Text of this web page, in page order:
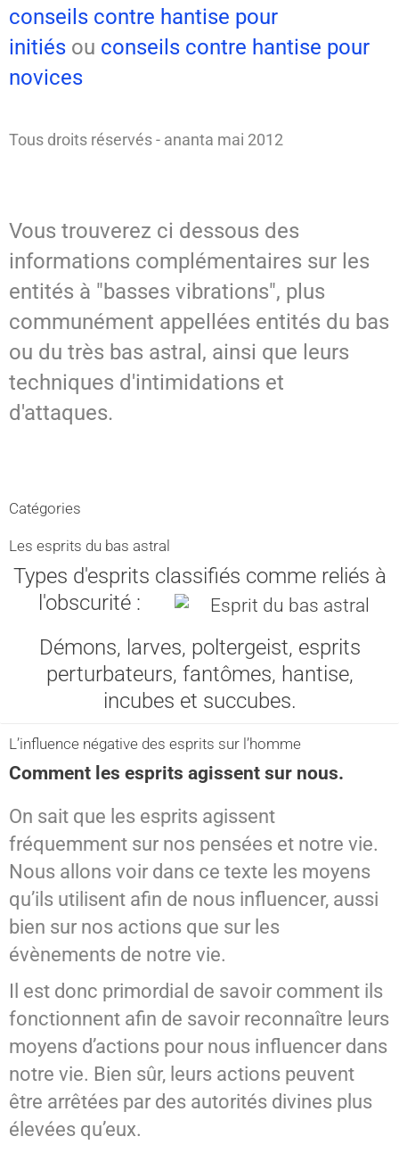
conseils contre hantise pour
initiés ou conseils contre hantise pour
novices
Tous droits réservés - ananta mai 2012
Vous trouverez ci dessous des
informations complémentaires sur les
entités à "basses vibrations", plus
communément appellées entités du bas
ou du très bas astral, ainsi que leurs
techniques d'intimidations et
d'attaques.
Catégories
Les esprits du bas astral
Types d'esprits classifiés comme reliés à
l'obscurité :
Démons, larves, poltergeist, esprits
perturbateurs, fantômes, hantise,
incubes et succubes.
L’influence négative des esprits sur l’homme
Comment les esprits agissent sur nous.
On sait que les esprits agissent
fréquemment sur nos pensées et notre vie.
Nous allons voir dans ce texte les moyens
qu’ils utilisent afin de nous influencer, aussi
bien sur nos actions que sur les
évènements de notre vie.
Il est donc primordial de savoir comment ils
fonctionnent afin de savoir reconnaître leurs
moyens d’actions pour nous influencer dans
notre vie. Bien sûr, leurs actions peuvent
être arrêtées par des autorités divines plus
élevées qu’eux.